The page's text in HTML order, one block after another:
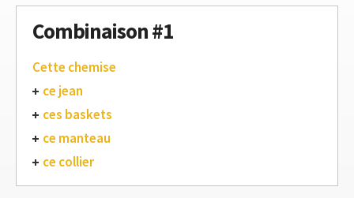
Combinaison #1
Cette chemise
ce jean
ces baskets
ce manteau
ce collier